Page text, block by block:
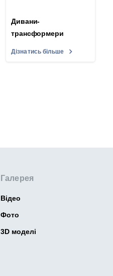
Дивани-
трансформери
Дізнатись більше
Галерея
Відео
Фото
3D моделі